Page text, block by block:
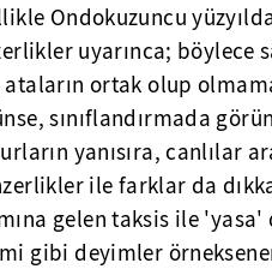
Ondokuzuncu
uyarınca; böylece
ortak olup
sınıflandırmada
yanısıra, canlılar
ile farklar da
gelen taksis ile
gibi deyimler